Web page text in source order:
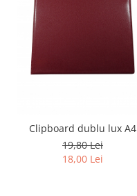
Clipboard dublu lux A4
19,80 Lei
18,00 Lei